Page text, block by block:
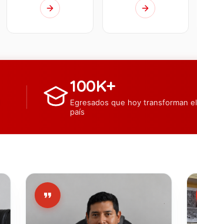
100K+
Egresados que hoy transforman el
país